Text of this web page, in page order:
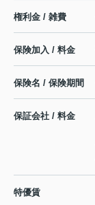
権利金 / 雑費
保険加入 / 料金
保険名 / 保険期間
保証会社 / 料金
特優賃